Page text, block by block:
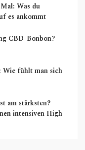
Was du
es ankommt
CBD-Bonbon?
fühlt man sich
am stärksten?
intensiven High